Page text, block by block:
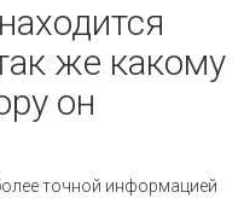
же какому
он
точной информацией